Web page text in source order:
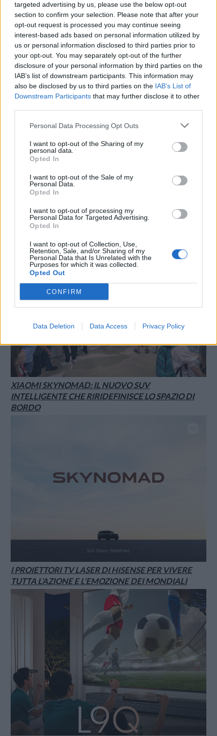
targeted advertising by us, please use the below opt-out
section to confirm your selection. Please note that after your
opt-out request is processed you may continue seeing
interest-based ads based on personal information utilized by
us or personal information disclosed to third parties prior to
your opt-out. You may separately opt-out of the further
disclosure of your personal information by third parties on the
IAB’s list of downstream participants. This information may
also be disclosed by us to third parties on the IAB’s List of
Downstream Participants that may further disclose it to other
Personal Data Processing Opt Outs
I want to opt-out of the Sharing of my
personal data.
Opted In
I want to opt-out of the Sale of my
Personal Data.
Opted In
I want to opt-out of processing my
Personal Data for Targeted Advertising.
Opted In
I want to opt-out of Collection, Use,
Retention, Sale, and/or Sharing of my
Personal Data that Is Unrelated with the
Purposes for which it was collected.
Opted Out
CONFIRM
Data Deletion Data Access Privacy Policy
SMARTPHONE E NON SOLO: TECNOGAZZETTA
LG CHANNELS SUPERA I 5.000 CANALI A LIVELLO
GLOBALE E ARRIVA A 37 PAESI CON IL LANCIO IN
POLONIA
DELLA SMART HOME NASCEVA A BERLINO NEL
1986
XIAOMI SKYNOMAD: IL NUOVO SUV
INTELLIGENTE CHE RIRIDEFINISCE LO SPAZIO DI
BORDO
I PROIETTORI TV LASER DI HISENSE PER VIVERE
TUTTA L’AZIONE E L’EMOZIONE DEI MONDIALI